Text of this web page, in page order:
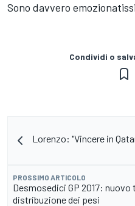
Sono davvero
Condividi o
Lorenzo: "Vincere in
PROSSIMO ARTICOLO
Desmosedici GP 2017: nuovo
distribuzione dei pesi